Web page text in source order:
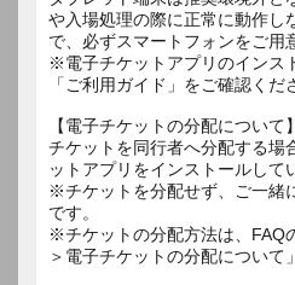
や入場処理の際に正常に動作し
で、必ずスマートフォンをご用
※電子チケットアプリのインス
「ご利用ガイド」をご確認くだ
【電子チケットの分配について】
チケットを同行者へ分配する場
ットアプリをインストールして
※チケットを分配せず、ご一緒
です。
※チケットの分配方法は、FAQ
＞電子チケットの分配について